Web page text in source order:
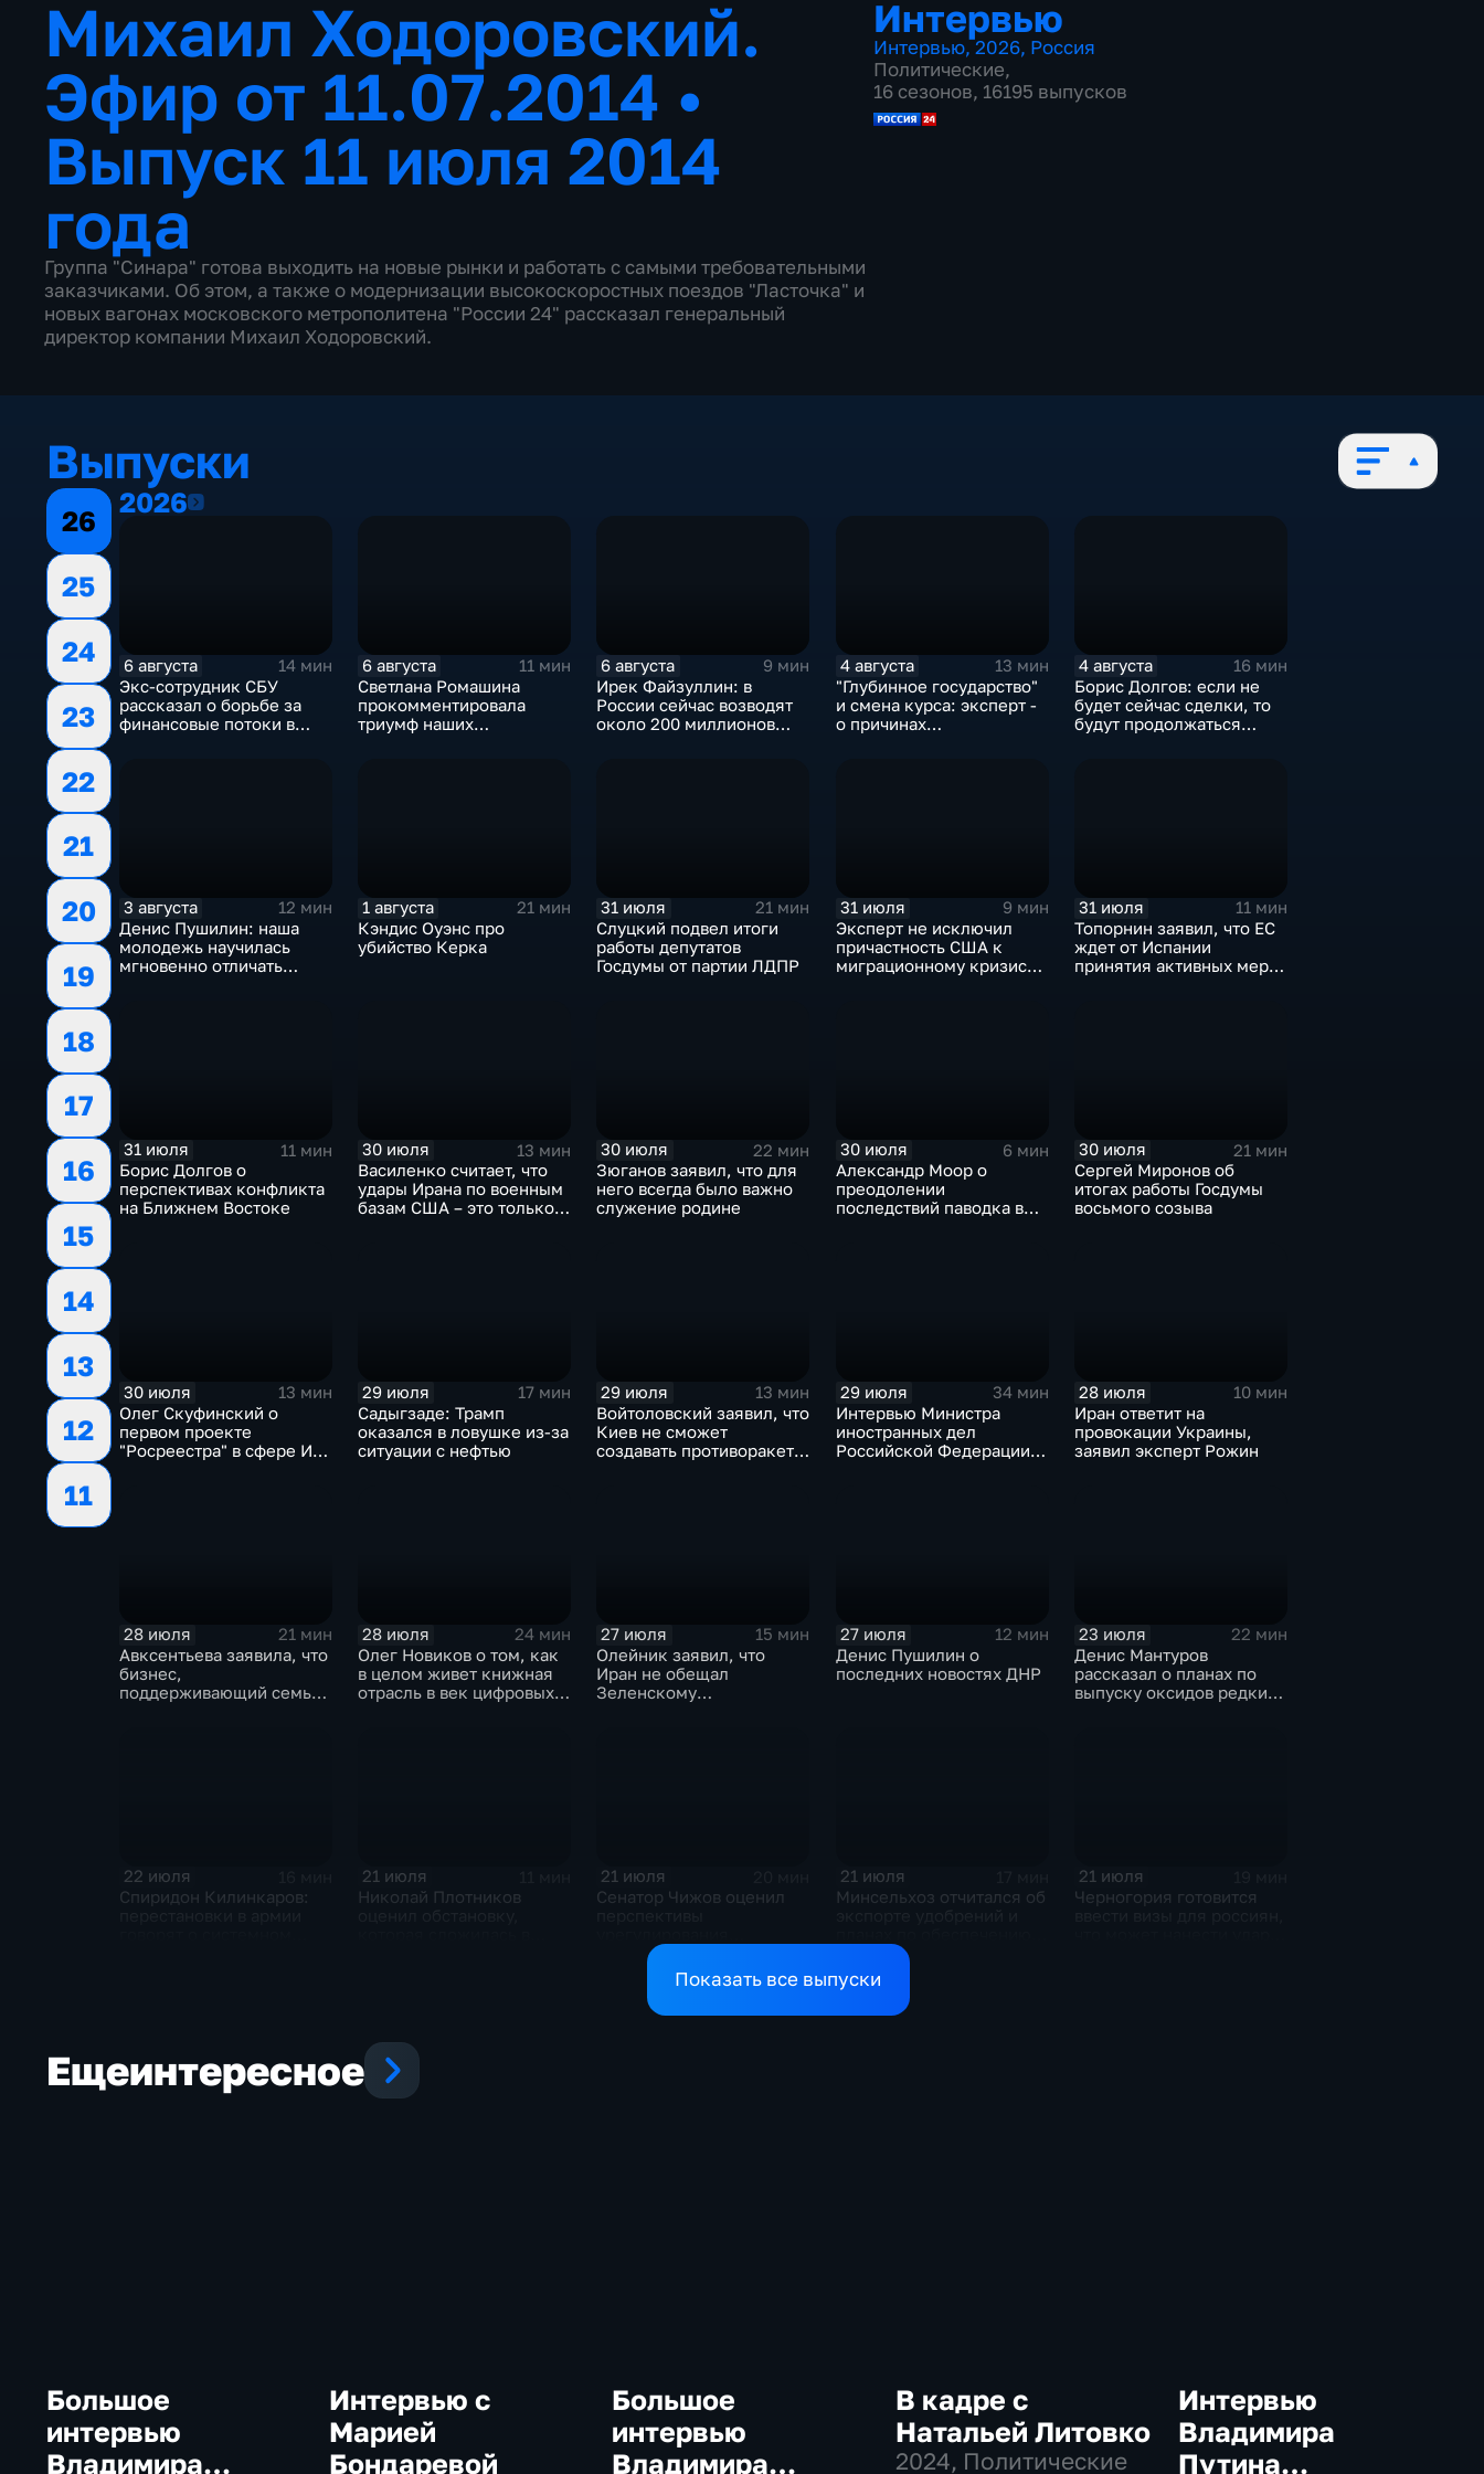
Михаил Ходоровский.
Эфир от 11.07.2014 •
Выпуск 11 июля 2014
года
Группа "Синара" готова выходить на новые рынки и работать с самыми требовательными
заказчиками. Об этом, а также о модернизации высокоскоростных поездов "Ласточка" и
новых вагонах московского метрополитена "России 24" рассказал генеральный
директор компании Михаил Ходоровский.
Интервью
Интервью, 2026, Россия
Политические,
16 сезонов, 16195 выпусков
Выпуски
26
25
24
23
22
21
20
19
18
17
16
15
14
13
12
11
20262026
6 августа
14 мин
Экс-сотрудник СБУ
рассказал о борьбе за
финансовые потоки в
6 августа
11 мин
Светлана Ромашина
прокомментировала
триумф наших
6 августа
9 мин
Ирек Файзуллин: в
России сейчас возводят
около 200 миллионов
4 августа
13 мин
"Глубинное государство"
и смена курса: эксперт -
о причинах
4 августа
16 мин
Борис Долгов: если не
будет сейчас сделки, то
будут продолжаться
3 августа
12 мин
Денис Пушилин: наша
молодежь научилась
мгновенно отличать
1 августа
21 мин
Кэндис Оуэнс про
убийство Керка
31 июля
21 мин
Слуцкий подвел итоги
работы депутатов
Госдумы от партии ЛДПР
31 июля
9 мин
Эксперт не исключил
причастность США к
миграционному кризису в
31 июля
11 мин
Топорнин заявил, что ЕС
ждет от Испании
принятия активных мер
31 июля
11 мин
Борис Долгов о
перспективах конфликта
на Ближнем Востоке
30 июля
13 мин
Василенко считает, что
удары Ирана по военным
базам США – это только
30 июля
22 мин
Зюганов заявил, что для
него всегда было важно
служение родине
30 июля
6 мин
Александр Моор о
преодолении
последствий паводка в
30 июля
21 мин
Сергей Миронов об
итогах работы Госдумы
восьмого созыва
30 июля
13 мин
Олег Скуфинский о
первом проекте
"Росреестра" в сфере ИИ
29 июля
17 мин
Садыгзаде: Трамп
оказался в ловушке из-за
ситуации с нефтью
29 июля
13 мин
Войтоловский заявил, что
Киев не сможет
создавать противоракеты
29 июля
34 мин
Интервью Министра
иностранных дел
Российской Федерации,
28 июля
10 мин
Иран ответит на
провокации Украины,
заявил эксперт Рожин
28 июля
21 мин
Авксентьева заявила, что
бизнес,
поддерживающий семьи,
28 июля
24 мин
Олег Новиков о том, как
в целом живет книжная
отрасль в век цифровых
27 июля
15 мин
Олейник заявил, что
Иран не обещал
Зеленскому
27 июля
12 мин
Денис Пушилин о
последних новостях ДНР
23 июля
22 мин
Денис Мантуров
рассказал о планах по
выпуску оксидов редких
22 июля
Спиридон Килинкаров:
21 июля
Николай Плотников
21 июля
Сенатор Чижов оценил
конфликтов на Ближнем
Востоке и диалог с
21 июля
Минсельхоз отчитался об
аграриев топливом
21 июля
Черногория готовится
Показать все выпуски
Ещеинтересное
Большое
интервью
Владимира
Интервью с
Марией
Бондаревой
Большое
интервью
Владимира
В кадре с
Натальей Литовко
2024, Политические
Интервью
Владимира
Путина